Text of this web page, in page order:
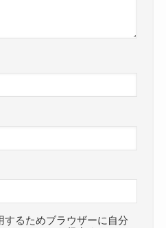
するためブラウザーに自分